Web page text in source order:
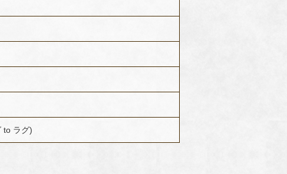
to ラグ)